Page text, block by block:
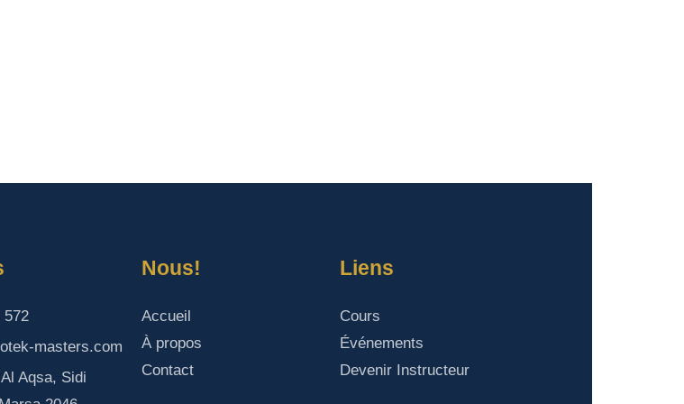
572
masters.com
Aqsa, Sidi
Nous!
Accueil
À propos
Contact
Liens
Cours
Événements
Devenir Instructeur